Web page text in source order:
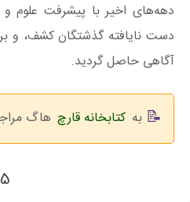
دهه‌های اخیر با پیشرفت علوم
دست نایافته گذشتگان کشف، و
آگاهی حاصل گردید.
به کتابخانه قارچ هاگ
5/